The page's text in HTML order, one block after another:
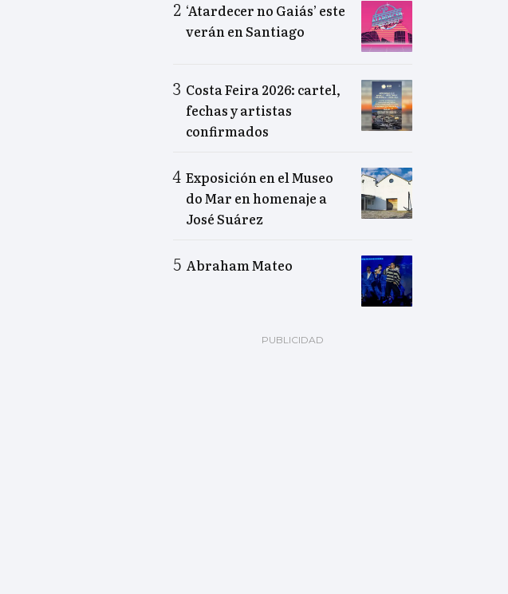
‘Atardecer no Gaiás’ este
verán en Santiago
Costa Feira 2026: cartel,
fechas y artistas
confirmados
Exposición en el Museo
do Mar en homenaje a
José Suárez
Abraham Mateo